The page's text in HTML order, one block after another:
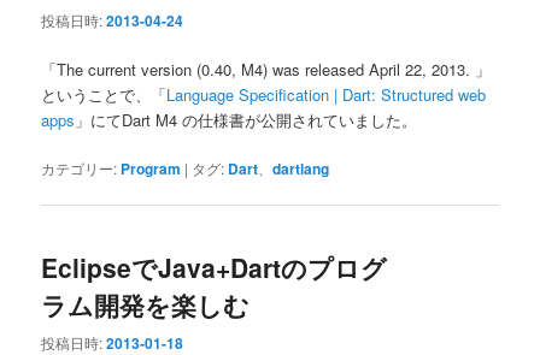
投稿日時:2013-04-24
「The current version (0.40, M4) was released April 22, 2013. 」
ということで、「Language Specification | Dart: Structured web
apps 」にてDart M4 の仕様書が公開されていました。
カテゴリー: Program | タグ: Dart 、dartlang
EclipseでJava+Dartのプログ
ラム開発を楽しむ
投稿日時:2013-01-18